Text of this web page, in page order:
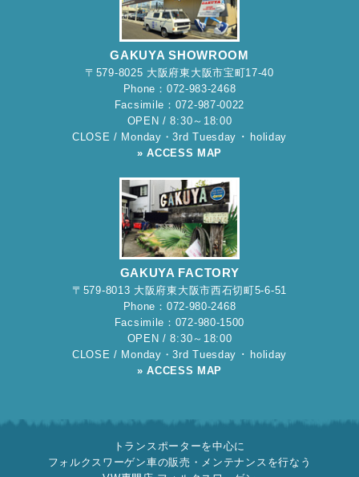
GAKUYA SHOWROOM
〒579-8025 大阪府東大阪市宝町17-40
Phone：072-983-2468
Facsimile：072-987-0022
OPEN / 8:30～18:00
CLOSE / Monday・3rd Tuesday ･ holiday
» ACCESS MAP
GAKUYA FACTORY
〒579-8013 大阪府東大阪市西石切町5-6-51
Phone：072-980-2468
Facsimile：072-980-1500
OPEN / 8:30～18:00
CLOSE / Monday・3rd Tuesday ･ holiday
» ACCESS MAP
トランスポーターを中心に
フォルクスワーゲン車の販売・メンテナンスを行なう